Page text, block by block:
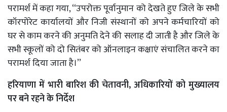
परामर्श में कहा गया, ‘‘उपरोक्त पूर्वानुमान को देखते हुए जिले के सभी
कॉरपोरेट कार्यालयों और निजी संस्थानों को अपने कर्मचारियों को
घर से काम करने की अनुमति देने की सलाह दी जाती है और जिले के
सभी स्कूलों को दो सितंबर को ऑनलाइन कक्षाएं संचालित करने का
परामर्श दिया जाता है।’’
हरियाणा में भारी बारिश की चेतावनी, अधिकारियों को मुख्यालय
पर बने रहने के निर्देश